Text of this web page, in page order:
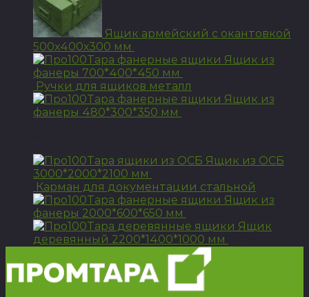
Ящик армейский с окантовкой
500х400х300 мм
Ящик из
фанеры 700*400*450 мм
Ручки для ящиков металл
Ящик из
фанеры 480*300*350 мм
Ящик из ОСБ
3000*2000*2100 мм
Карман для документации стальной
Ящик из
фанеры 2000*600*650 мм
Ящик
деревянный 2200*1400*1000 мм